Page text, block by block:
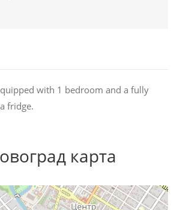
with 1 bedroom and a fully
fridge.
карта